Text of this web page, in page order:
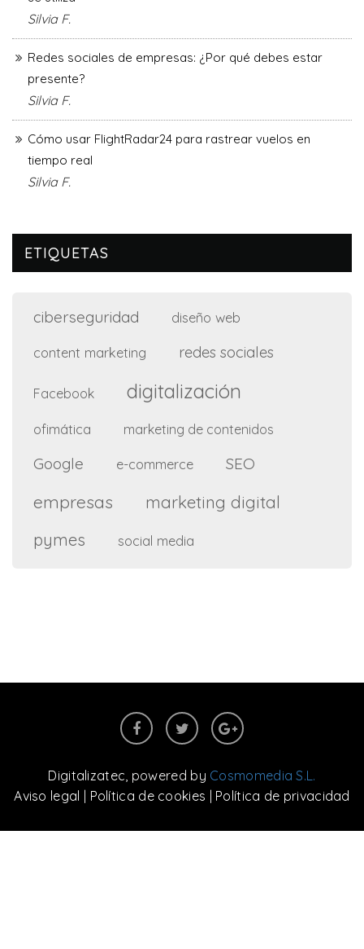
Silvia F.
Redes sociales de empresas: ¿Por qué debes estar
presente?
Silvia F.
Cómo usar FlightRadar24 para rastrear vuelos en
tiempo real
Silvia F.
ETIQUETAS
ciberseguridad diseño web
content marketing redes sociales
Facebook digitalización
ofimática marketing de contenidos
Google e-commerce SEO
empresas marketing digital
pymes social media
Digitalizatec, powered by Cosmomedia S.L.
Aviso legal
Política de cookies Política de privacidad